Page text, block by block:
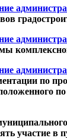
по
участие в